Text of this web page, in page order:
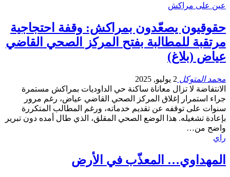
عين على مراكش
حقوقيون يصعّدون بمراكش: وقفة احتجاجية
مرتقبة للمطالبة بفتح المركز الصحي القاضي
عياض (بلاغ)
محمد المتوكل 2 يوليو, 2025
الانتفاضة لا تزال معاناة ساكنة حي الداوديات بمراكش مستمرة
جراء استمرار إغلاق المركز الصحي القاضي عياض، رغم مرور
سنوات على توقفه عن تقديم خدماته، ورغم المطالب المتكررة
بإعادة تشغيله. هذا الوضع الصحي المقلق، الذي طال أمده دون تبرير
واضح من…
راي
المهداوي… المعذّب في الأرض